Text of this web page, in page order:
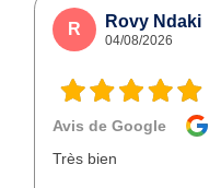
R Rovy Ndaki
04/08/2026
Avis de Google
Très bien